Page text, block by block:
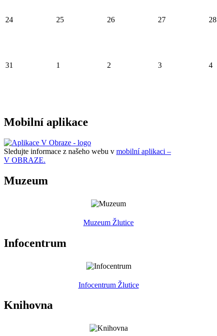
24 25 26 27 28
31 1 2 3 4
Mobilní aplikace
Sledujte informace z našeho webu v mobilní aplikaci –
V OBRAZE.
Muzeum
Muzeum Žlutice
Infocentrum
Infocentrum Žlutice
Knihovna